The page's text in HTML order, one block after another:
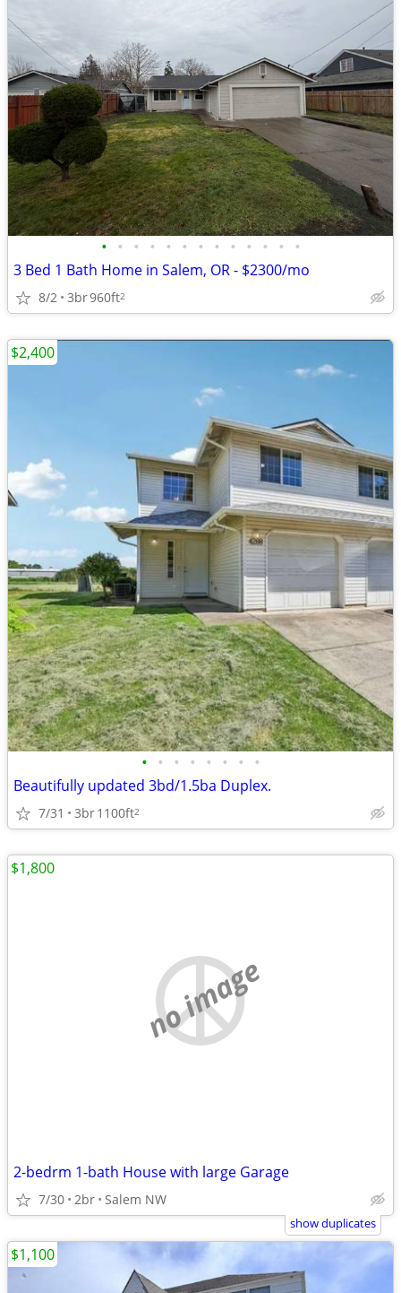
• • • • • • • • • • • • •
3 Bed 1 Bath Home in Salem, OR - $2300/mo
8/2 3br960ft2
• • • • • • • •
Beautifully updated 3bd/1.5ba Duplex.
7/31 3br1100ft2
$2,400
no image
2-bedrm 1-bath House with large Garage
7/30 2br Salem NW
$1,800
show duplicates
$1,100